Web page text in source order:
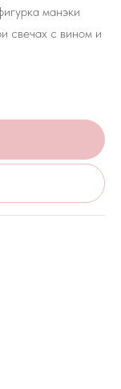
манэки
свечах с вином и